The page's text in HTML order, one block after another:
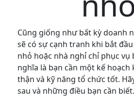
Cũng giống như bất kỳ doanh
sẽ có sự cạnh tranh khi bắt
nhỏ hoặc nhà nghỉ chỉ phục vụ
nghĩa là bạn cần một kế hoạch
thận và kỹ năng tổ chức tốt.
sau và những điều bạn cần biết.